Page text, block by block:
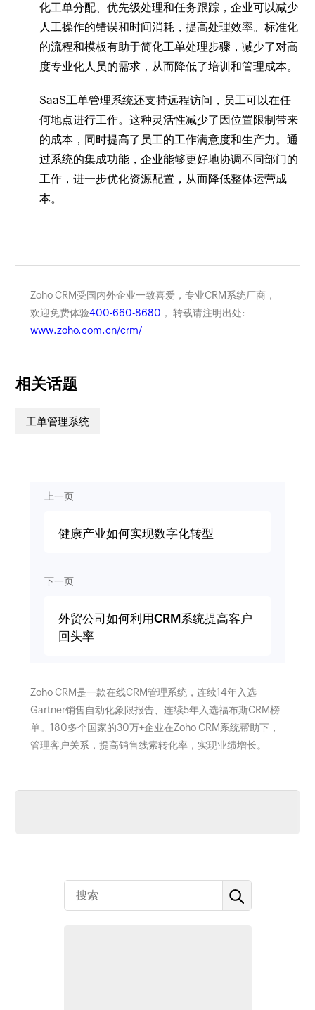
化工单分配、优先级处理和任务跟踪，企业可以减少
人工操作的错误和时间消耗，提高处理效率。标准化
的流程和模板有助于简化工单处理步骤，减少了对高
度专业化人员的需求，从而降低了培训和管理成本。
SaaS工单管理系统还支持远程访问，员工可以在任
何地点进行工作。这种灵活性减少了因位置限制带来
的成本，同时提高了员工的工作满意度和生产力。通
过系统的集成功能，企业能够更好地协调不同部门的
工作，进一步优化资源配置，从而降低整体运营成
本。
Zoho CRM受国内外企业一致喜爱，专业CRM系统厂商，
欢迎免费体验400-660-8680 ， 转载请注明出处:
www.zoho.com.cn/crm/
相关话题
工单管理系统
上一页
健康产业如何实现数字化转型
下一页
外贸公司如何利用CRM系统提高客户
回头率
Zoho CRM是一款在线CRM管理系统，连续14年入选
Gartner销售自动化象限报告、连续5年入选福布斯CRM榜
单。180多个国家的30万+企业在Zoho CRM系统帮助下，
管理客户关系，提高销售线索转化率，实现业绩增长。